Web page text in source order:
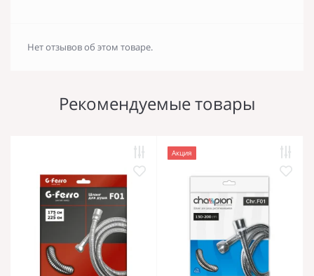
Нет отзывов об этом товаре.
Рекомендуемые товары
Акция